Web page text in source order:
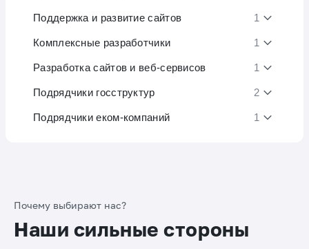
Поддержка и развитие сайтов 1
Комплексные разработчики 1
Разработка сайтов и веб-сервисов 1
Подрядчики госструктур 2
Подрядчики еком-компаний 1
Почему выбирают нас?
Наши сильные стороны